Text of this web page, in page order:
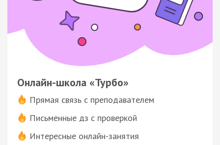
Онлайн-школа «Турбо»
Прямая связь с преподавателем
Письменные дз с проверкой
Интересные онлайн-занятия